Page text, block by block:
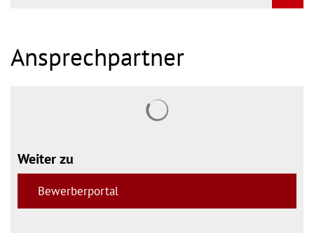
Ansprechpartner
Weiter zu
Bewerberportal